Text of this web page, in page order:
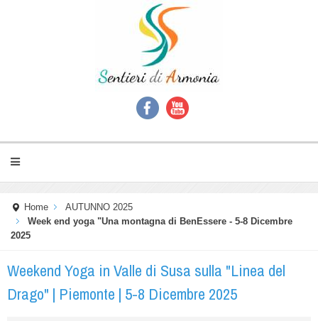
Home
AUTUNNO 2025
Week end yoga "Una montagna di BenEssere - 5-8 Dicembre
2025
Weekend Yoga in Valle di Susa sulla "Linea del
Drago" | Piemonte | 5-8 Dicembre 2025